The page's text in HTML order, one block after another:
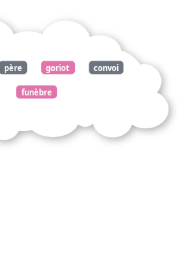
père goriot convoi
funèbre